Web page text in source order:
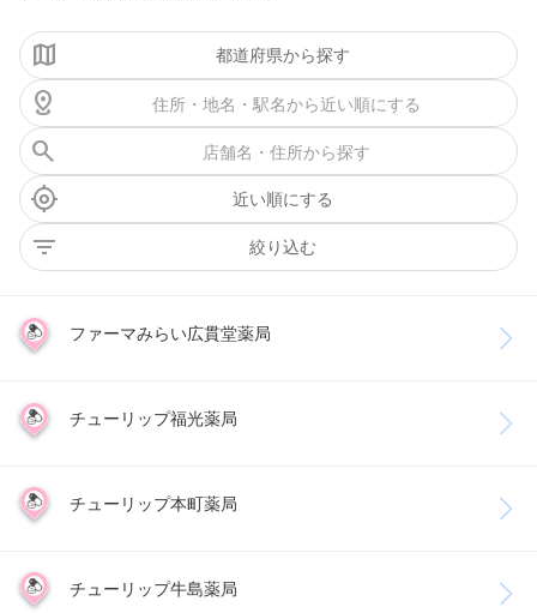
都道府県から探す
近い順にする
絞り込む
ファーマみらい広貫堂薬局
チューリップ福光薬局
チューリップ本町薬局
チューリップ牛島薬局